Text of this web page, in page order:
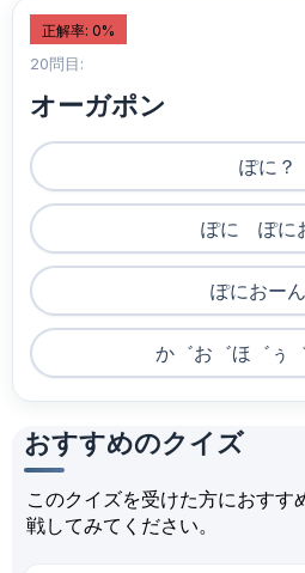
正解率: 0%
20問目:
オーガポン
ぽに？
ぽに ぽに
ぽにおーん
か゛お゛ほ゛ぅ
おすすめのクイズ
このクイズを受けた方におすす
戦してみてください。